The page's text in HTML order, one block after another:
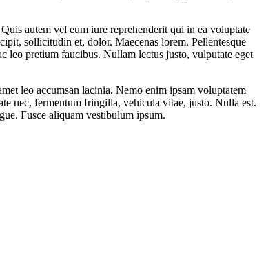
autem vel eum iure reprehenderit qui in ea voluptate
sollicitudin et, dolor. Maecenas lorem. Pellentesque
leo pretium faucibus. Nullam lectus justo, vulputate eget
leo accumsan lacinia. Nemo enim ipsam voluptatem
nec, fermentum fringilla, vehicula vitae, justo. Nulla est.
Fusce aliquam vestibulum ipsum.